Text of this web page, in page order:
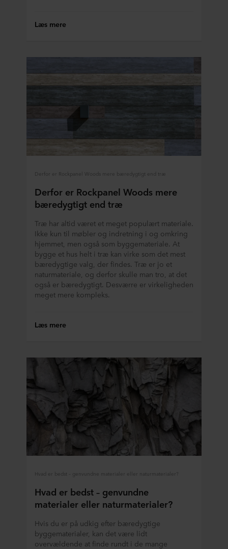
Læs mere
Derfor er Rockpanel Woods mere bæredygtigt end træ
Derfor er Rockpanel Woods mere
bæredygtigt end træ
Træ har altid været et meget populært materiale.
Ikke kun til møbler og indretning i og omkring
hjemmet, men også som byggemateriale. At
bygge et hus helt i træ kan virke som det mest
bæredygtige valg, der findes. Træ er jo et
naturmateriale, og derfor skulle man tro, at det
også er bæredygtigt. Desværre er virkeligheden
meget mere kompleks.
Læs mere
Hvad er bedst – genvundne materialer eller naturmaterialer?
Hvad er bedst – genvundne
materialer eller naturmaterialer?
Hvis du er på udkig efter bæredygtige
byggematerialer, kan det være lidt
overvældende at finde rundt i de mange